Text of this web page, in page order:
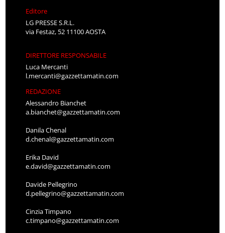
Editore
LG PRESSE S.R.L.
via Festaz, 52 11100 AOSTA
DIRETTORE RESPONSABILE
Luca Mercanti
l.mercanti@gazzettamatin.com
REDAZIONE
Alessandro Bianchet
a.bianchet@gazzettamatin.com
Danila Chenal
d.chenal@gazzettamatin.com
Erika David
e.david@gazzettamatin.com
Davide Pellegrino
d.pellegrino@gazzettamatin.com
Cinzia Timpano
c.timpano@gazzettamatin.com